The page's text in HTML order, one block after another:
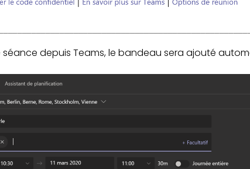
séance depuis Teams, le bandeau sera ajouté